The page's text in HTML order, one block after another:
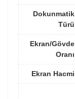
Dokunmatik
Türü
Ekran/Gövde
Oranı
Ekran Hacmi